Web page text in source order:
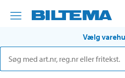
Vælg